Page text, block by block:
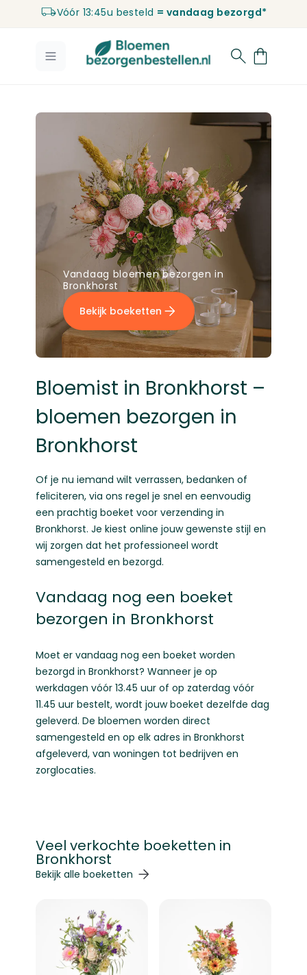
Vóór 13:45u besteld = vandaag bezorgd*
Bloemist in Bronkhorst –
bloemen bezorgen in
Bronkhorst
Of je nu iemand wilt verrassen, bedanken of
feliciteren, via ons regel je snel en eenvoudig
een prachtig boeket voor verzending in
Bronkhorst. Je kiest online jouw gewenste stijl en
wij zorgen dat het professioneel wordt
samengesteld en bezorgd.
Vandaag nog een boeket
bezorgen in Bronkhorst
Moet er vandaag nog een boeket worden
bezorgd in Bronkhorst? Wanneer je op
werkdagen vóór 13.45 uur of op zaterdag vóór
11.45 uur bestelt, wordt jouw boeket dezelfde dag
geleverd. De bloemen worden direct
samengesteld en op elk adres in Bronkhorst
afgeleverd, van woningen tot bedrijven en
zorglocaties.
Vandaag bloemen bezorgen in
Bronkhorst
Bekijk boeketten
Veel verkochte boeketten in
Bronkhorst
Navigeren door de elementen van de carrousel is
Druk om carrousel over te slaan
Bekijk alle boeketten